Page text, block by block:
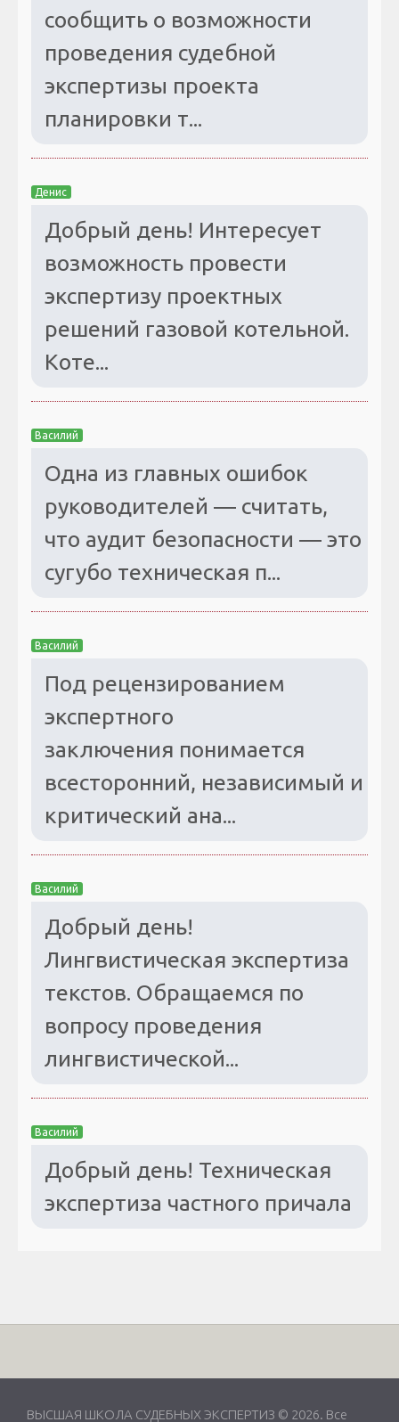
сообщить о возможности
проведения судебной
экспертизы проекта
планировки т...
Денис
Добрый день! Интересует
возможность провести
экспертизу проектных
решений газовой котельной.
Коте...
Василий
Одна из главных ошибок
руководителей — считать,
что аудит безопасности — это
сугубо техническая п...
Василий
Под рецензированием
экспертного
заключения понимается
всесторонний, независимый и
критический ана...
Василий
Добрый день!
Лингвистическая экспертиза
текстов. Обращаемся по
вопросу проведения
лингвистической...
Василий
Добрый день! Техническая
экспертиза частного причала
ВЫСШАЯ ШКОЛА СУДЕБНЫХ ЭКСПЕРТИЗ © 2026. Все